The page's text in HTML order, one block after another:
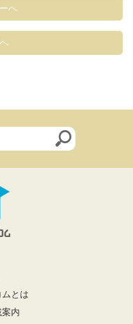
へ
とは
案内